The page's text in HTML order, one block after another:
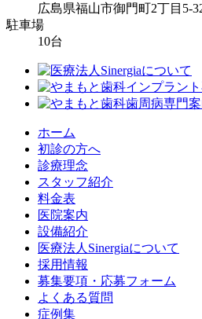
広島県福山市御門町2丁目5-
駐車場
10台
ホーム
初診の方へ
診療理念
スタッフ紹介
料金表
医院案内
設備紹介
医療法人Sinergiaについて
採用情報
募集要項・応募フォーム
よくある質問
症例集